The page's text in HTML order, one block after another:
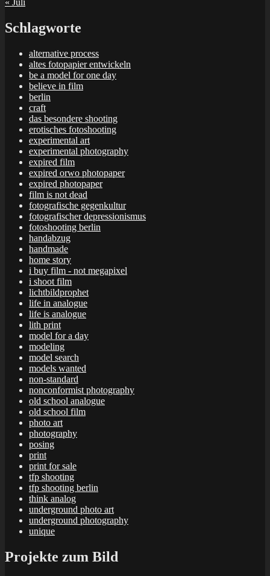
Schlagworte
alternative process
altes fotopapier entwickeln
be a model for one day
believe in film
berlin
craft
das besondere shooting
erotisches fotoshooting
experimental art
experimental photography
expired film
expired orwo photopaper
expired photopaper
film is not dead
fotografische gegenkultur
fotografischer depressionismus
fotoshooting berlin
handabzug
handmade
home story
i buy film - not megapixel
i shoot film
lichtbildprophet
life in analogue
life is analogue
lith print
model for a day
modeling
model search
models wanted
non-standard
nonconformist photography
old school analogue
old school film
photo art
photography
posing
print
print for sale
tfp shooting
tfp shooting berlin
think analog
underground photo art
underground photography
unique
Projekte zum Bild